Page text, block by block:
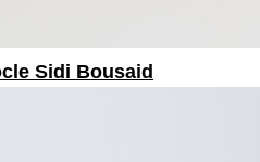
Sidi Bousaid